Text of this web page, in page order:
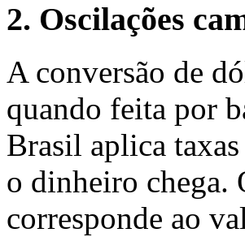
2. Oscilações
A conversão de
quando feita por
Brasil aplica
o dinheiro chega.
corresponde ao